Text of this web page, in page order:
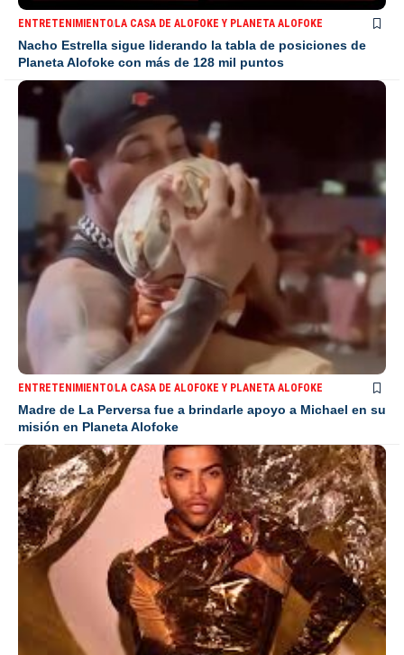
ENTRETENIMIENTOLA CASA DE ALOFOKE Y PLANETA ALOFOKE
Nacho Estrella sigue liderando la tabla de posiciones de
Planeta Alofoke con más de 128 mil puntos
ENTRETENIMIENTOLA CASA DE ALOFOKE Y PLANETA ALOFOKE
Madre de La Perversa fue a brindarle apoyo a Michael en su
misión en Planeta Alofoke